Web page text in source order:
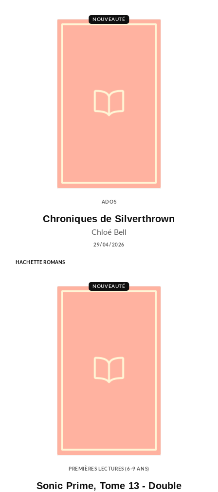
NOUVEAUTÉ
ADOS
Chroniques de Silverthrown
Chloé Bell
29/04/2026
HACHETTE ROMANS
NOUVEAUTÉ
PREMIÈRES LECTURES (6-9 ANS)
Sonic Prime, Tome 13 - Double